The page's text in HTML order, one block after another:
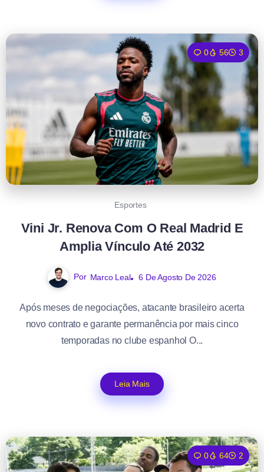
0 56 3
Esportes
Vini Jr. Renova Com O Real Madrid E
Amplia Vínculo Até 2032
Por Marco Leal 6 De Agosto De 2026
Após meses de negociações, atacante brasileiro acerta
novo contrato e garante permanência por mais cinco
temporadas no clube espanhol O...
Leia Mais
0 64 2